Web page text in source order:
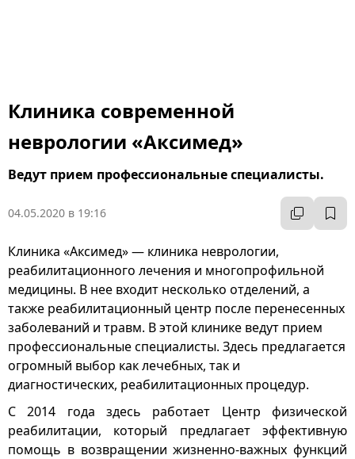
Клиника современной
неврологии «Аксимед»
Ведут прием профессиональные специалисты.
04.05.2020 в 19:16
Клиника «Аксимед» — клиника неврологии,
реабилитационного лечения и многопрофильной
медицины. В нее входит несколько отделений, а
также реабилитационный центр после перенесенных
заболеваний и травм. В этой клинике ведут прием
профессиональные специалисты. Здесь предлагается
огромный выбор как лечебных, так и
диагностических, реабилитационных процедур.
С 2014 года здесь работает Центр физической
реабилитации, который предлагает эффективную
помощь в возвращении жизненно-важных функций